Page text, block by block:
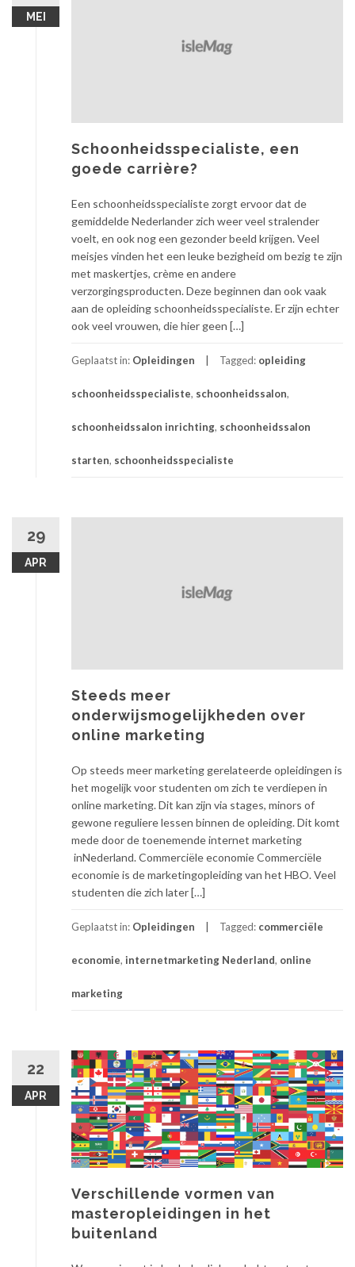
MEI
Schoonheidsspecialiste, een
goede carrière?
Een schoonheidsspecialiste zorgt ervoor dat de
gemiddelde Nederlander zich weer veel stralender
voelt, en ook nog een gezonder beeld krijgen. Veel
meisjes vinden het een leuke bezigheid om bezig te zijn
met maskertjes, crème en andere
verzorgingsproducten. Deze beginnen dan ook vaak
aan de opleiding schoonheidsspecialiste. Er zijn echter
ook veel vrouwen, die hier geen […]
Geplaatst in: Opleidingen Tagged: opleiding
schoonheidsspecialiste, schoonheidssalon,
schoonheidssalon inrichting, schoonheidssalon
starten, schoonheidsspecialiste
29
APR
Steeds meer
onderwijsmogelijkheden over
online marketing
Op steeds meer marketing gerelateerde opleidingen is
het mogelijk voor studenten om zich te verdiepen in
online marketing. Dit kan zijn via stages, minors of
gewone reguliere lessen binnen de opleiding. Dit komt
mede door de toenemende internet marketing
inNederland. Commerciële economie Commerciële
economie is de marketingopleiding van het HBO. Veel
studenten die zich later […]
Geplaatst in: Opleidingen Tagged: commerciële
economie, internetmarketing Nederland, online
marketing
22
APR
Verschillende vormen van
masteropleidingen in het
buitenland